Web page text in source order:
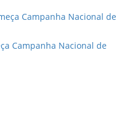
Campanha Nacional de